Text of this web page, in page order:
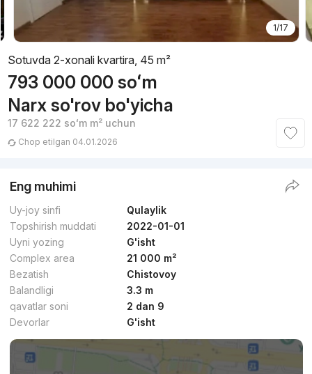
1/17
Sotuvda 2-xonali kvartira, 45 m²
793 000 000 soʻm
Narx so'rov bo'yicha
17 622 222 soʻmm² uchun
Chop etilgan 04.01.2026
Eng muhimi
Uy-joy sinfi
Qulaylik
Topshirish muddati
2022-01-01
Uyni yozing
G'isht
Complex area
21 000 m²
Bezatish
Chistovoy
Balandligi
3.3 m
qavatlar soni
2 dan 9
Devorlar
G'isht